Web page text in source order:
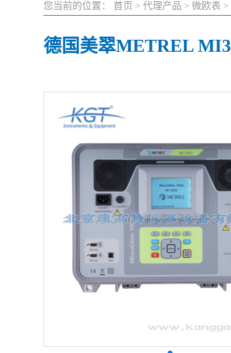
您当前的位置： 首页 > 代理产品 > 微欧表 >
德国美翠METREL